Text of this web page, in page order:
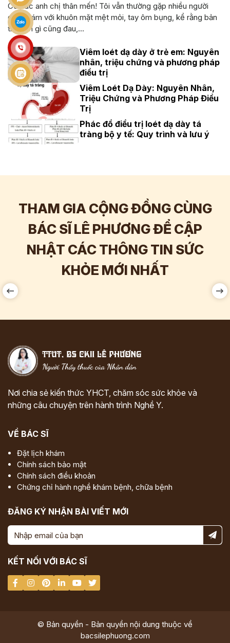
Cô bác anh chị thân mến! Tôi vẫn thường gặp nhiều người
đến khám với khuôn mặt mệt mỏi, tay ôm bụng, kể rằng bản
thân ăn gì cũng đau,...
Viêm loét dạ dày ở trẻ em: Nguyên
nhân, triệu chứng và phương pháp
điều trị
Viêm Loét Dạ Dày: Nguyên Nhân,
Triệu Chứng và Phương Pháp Điều
Trị
Phác đồ điều trị loét dạ dày tá
tràng bộ y tế: Quy trình và lưu ý
THAM GIA CỘNG ĐỒNG CÙNG
BÁC SĨ LÊ PHƯƠNG ĐỂ CẬP
NHẬT CÁC THÔNG TIN SỨC
KHỎE MỚI NHẤT
Nơi chia sẻ kiến thức YHCT, chăm sóc sức khỏe và
những câu chuyện trên hành trình Nghề Y.
VỀ BÁC SĨ
Đặt lịch khám
Chính sách bảo mật
Chính sách điều khoản
Chứng chỉ hành nghề khám bệnh, chữa bệnh
ĐĂNG KÝ NHẬN BÀI VIẾT MỚI
KẾT NỐI VỚI BÁC SĨ
© Bản quyền - Bản quyền nội dung thuộc về
bacsilephuong.com